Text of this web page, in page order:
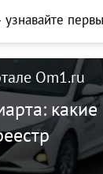
Om1.ru
какие